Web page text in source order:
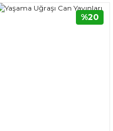
%20